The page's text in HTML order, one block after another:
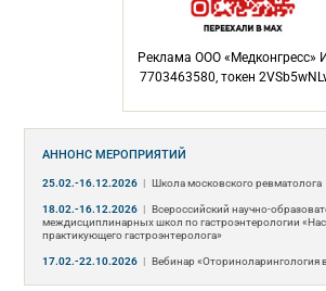
Реклама ООО «Медконгресс»
7703463580, токен
АННОНС МЕРОПРИЯТИЙ
25.02.-16.12.2026 Школа московского ревматолога
18.02.-16.12.2026
Всероссийский научно-
междисциплинарных школ по гастроэнтерологии
практикующего гастроэнтеролога»
17.02.-22.10.2026 Вебинар «Оториноларингология